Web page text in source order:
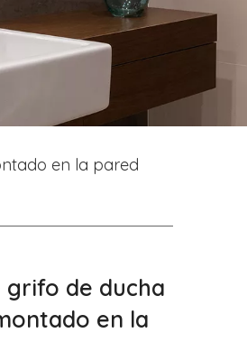
en la pared
de ducha
en la